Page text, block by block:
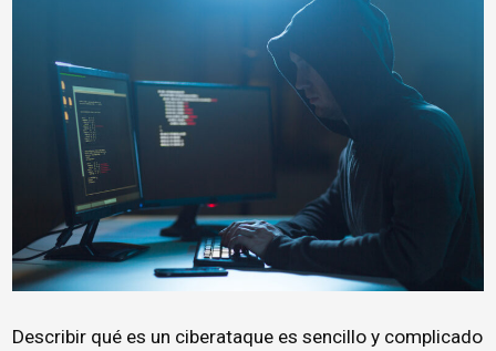
Describir qué es un ciberataque es sencillo y complicado